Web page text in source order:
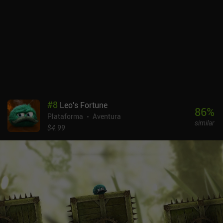
su conclusión lógica. No obstante, recomiendo Greak a todos los
amantes de los juegos de plataformas de acción. Ofrece una
experiencia cautivadora que, a pesar de sus imperfecciones, deja
una impresión muy agradable. Greak: Memories of Azur es un
juego premium de 4,99 $.
#8 Leo's Fortune
Plataforma
Aventura
$4.99
86%
similar